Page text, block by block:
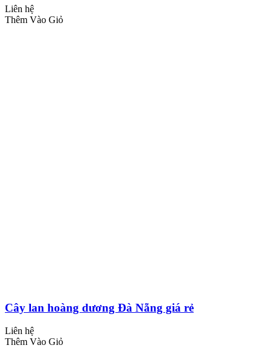
Liên hệ
Thêm Vào Giỏ
Cây lan hoàng dương Đà Nẵng giá rẻ
Liên hệ
Thêm Vào Giỏ